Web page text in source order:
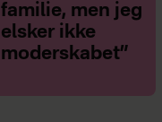
familie, men jeg
elsker ikke
moderskabet”